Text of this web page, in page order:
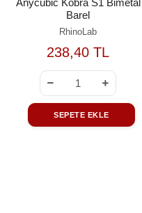
Barel
RhinoLab
238,40 TL
SEPETE EKLE